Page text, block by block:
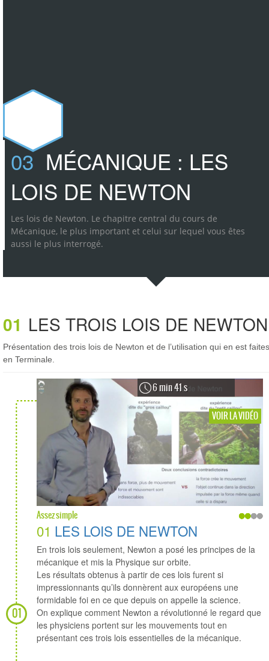
03MÉCANIQUE : LES
LOIS DE NEWTON
Les lois de Newton. Le chapitre central du cours de
Mécanique, le plus important et celui sur lequel vous êtes
aussi le plus interrogé.
01 LES TROIS LOIS DE NEWTON
Présentation des trois lois de Newton et de l’utilisation qui en est faites
en Terminale.
01
6 min 41 s
VOIR LA VIDÉO
Assez simple
01 LES LOIS DE NEWTON
En trois lois seulement, Newton a posé les principes de la
mécanique et mis la Physique sur orbite.
Les résultats obtenus à partir de ces lois furent si
impressionnants qu’ils donnèrent aux européens une
formidable foi en ce que depuis on appelle la science.
On explique comment Newton a révolutionné le regard que
les physiciens portent sur les mouvements tout en
présentant ces trois lois essentielles de la mécanique.